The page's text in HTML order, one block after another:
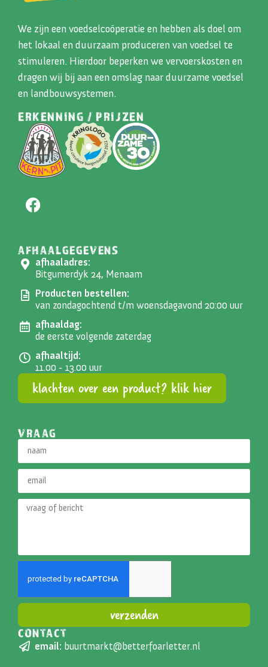
We zijn een voedselcoöperatie en hebben als doel om
het lokaal en duurzaam produceren van voedsel te
stimuleren. Hierdoor beperken we vervoerskosten en
dragen wij bij aan een omslag naar duurzame voedsel
en landbouwsystemen.
ERKENNING / PRIJZEN
AFHAALGEGEVENS
afhaaladres:
Bitgumerdyk 24, Menaam
Producten bestellen:
van zondagochtend t/m woensdagavond 20:00 uur
afhaaldag:
de eerste volgende zaterdag
afhaaltijd:
11.00 - 13.00 uur
klachten over een product? klik hier
VRAAG
verzenden
Alternative:
CONTACT
email: buurtmarkt@betterfoarletter.nl